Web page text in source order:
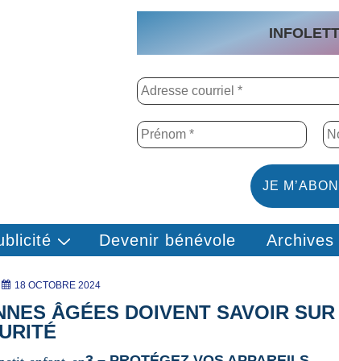
Devenir bénévole Archives
18 OCTOBRE 2024
ÂGÉES DOIVENT SAVOIR SUR